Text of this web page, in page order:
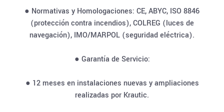
● Normativas y Homologaciones: CE, ABYC, ISO 8846
(protección contra incendios), COLREG (luces de
navegación), IMO/MARPOL (seguridad eléctrica).
● Garantía de Servicio:
● 12 meses en instalaciones nuevas y ampliaciones
realizadas por Krautic.